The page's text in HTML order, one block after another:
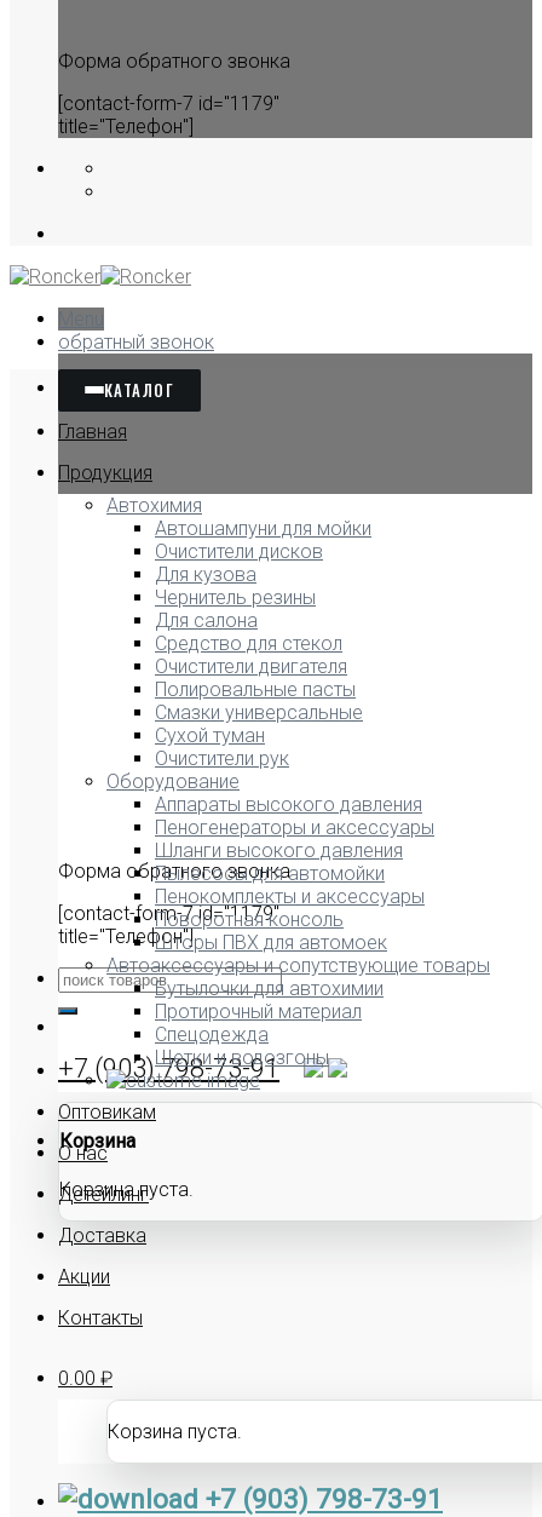
Форма обратного звонка
[contact-form-7 id="1179"
title="Телефон"]
обратный звонок
Форма обратного звонка
[contact-form-7 id="1179"
title="Телефон"]
+7 (903) 798-73-91
Корзина
Корзина пуста.
КАТАЛОГ
Главная
Продукция
Автохимия
Автошампуни для мойки
Очистители дисков
Для кузова
Чернитель резины
Для салона
Средство для стекол
Очистители двигателя
Полировальные пасты
Смазки универсальные
Сухой туман
Очистители рук
Оборудование
Аппараты высокого давления
Пеногенераторы и аксессуары
Шланги высокого давления
Пылесосы для автомойки
Пенокомплекты и аксессуары
Поворотная консоль
Шторы ПВХ для автомоек
Автоаксессуары и сопутствующие товары
Бутылочки для автохимии
Протирочный материал
Спецодежда
Щетки и водозгоны
Оптовикам
О нас
Детейлинг
Доставка
Акции
Контакты
0.00 ₽
Корзина пуста.
+7 (903) 798-73-91